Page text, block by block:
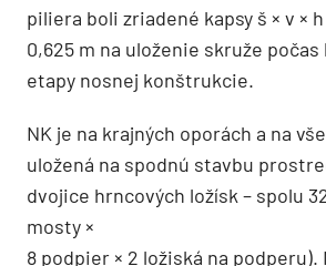
piliera boli zriadené kapsy š × v × h
0,625 m na uloženie skruže
etapy nosnej konštrukcie.
NK je na krajných oporách a na
uložená na spodnú stavbu
dvojice hrncových ložísk – spolu
mosty ×
8 podpier × 2 ložiská na podperu).